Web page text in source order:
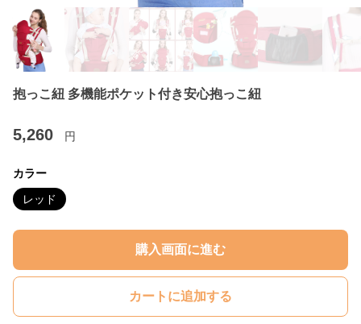
抱っこ紐 多機能ポケット付き安心抱っこ紐
5,260 円
カラー
レッド
購入画面に進む
カートに追加する